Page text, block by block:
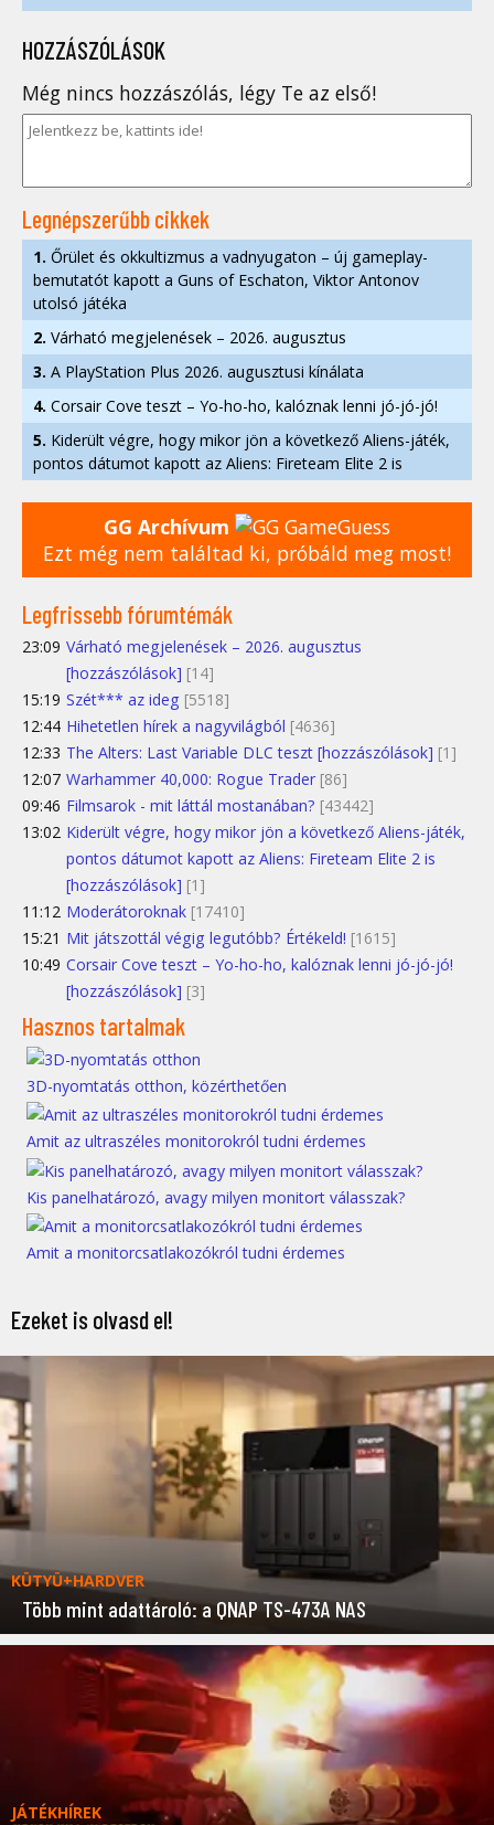
HOZZÁSZÓLÁSOK
Még nincs hozzászólás, légy Te az első!
Legnépszerűbb cikkek
1. Őrület és okkultizmus a vadnyugaton – új gameplay-
bemutatót kapott a Guns of Eschaton, Viktor Antonov
utolsó játéka
2. Várható megjelenések – 2026. augusztus
3. A PlayStation Plus 2026. augusztusi kínálata
4. Corsair Cove teszt – Yo-ho-ho, kalóznak lenni jó-jó-jó!
5. Kiderült végre, hogy mikor jön a következő Aliens-játék,
pontos dátumot kapott az Aliens: Fireteam Elite 2 is
GG Archívum
Ezt még nem találtad ki, próbáld meg most!
Legfrissebb fórumtémák
23:09 Várható megjelenések – 2026. augusztus
[hozzászólások] [14]
15:19 Szét*** az ideg [5518]
12:44 Hihetetlen hírek a nagyvilágból [4636]
12:33 The Alters: Last Variable DLC teszt [hozzászólások] [1]
12:07 Warhammer 40,000: Rogue Trader [86]
09:46 Filmsarok - mit láttál mostanában? [43442]
13:02 Kiderült végre, hogy mikor jön a következő Aliens-játék,
pontos dátumot kapott az Aliens: Fireteam Elite 2 is
[hozzászólások] [1]
11:12 Moderátoroknak [17410]
15:21 Mit játszottál végig legutóbb? Értékeld! [1615]
10:49 Corsair Cove teszt – Yo-ho-ho, kalóznak lenni jó-jó-jó!
[hozzászólások] [3]
Hasznos tartalmak
3D-nyomtatás otthon, közérthetően
Amit az ultraszéles monitorokról tudni érdemes
Kis panelhatározó, avagy milyen monitort válasszak?
Amit a monitorcsatlakozókról tudni érdemes
Ezeket is olvasd el!
KÜTYÜ+HARDVER
Több mint adattároló: a QNAP TS-473A NAS
JÁTÉKHÍREK